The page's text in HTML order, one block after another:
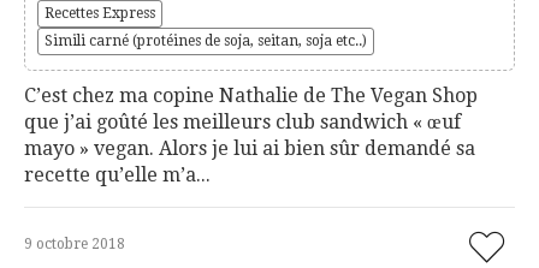
Recettes Express
Simili carné (protéines de soja, seitan, soja etc..)
C’est chez ma copine Nathalie de The Vegan Shop
que j’ai goûté les meilleurs club sandwich « œuf
mayo » vegan. Alors je lui ai bien sûr demandé sa
recette qu’elle m’a...
9 octobre 2018